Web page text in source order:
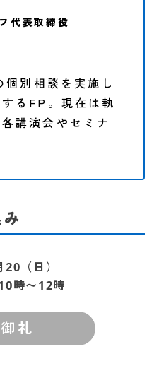
代表取締役
別相談を実施し
るFP。現在は執
講演会やセミナ
（日）
時〜12時
礼